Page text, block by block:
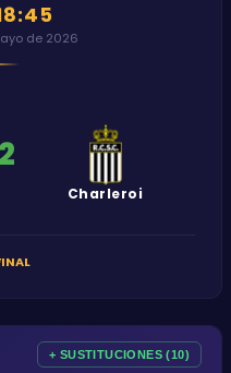
de 2026
2
Charleroi
+ SUSTITUCIONES (10)